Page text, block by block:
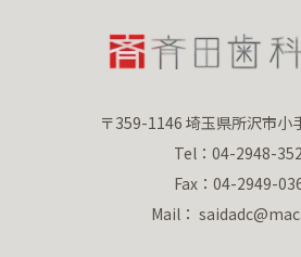
〒359-1146 埼玉県所沢市小
Tel：04-2948-
Fax：04-2949-
Mail：